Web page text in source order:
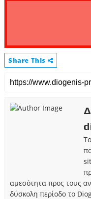
Share This
αμεσότητα προς τους
δύσκολη περίοδο το